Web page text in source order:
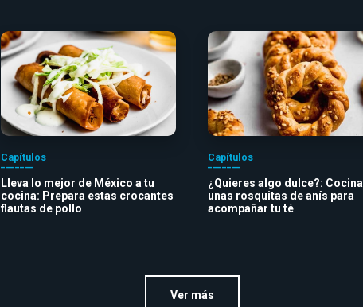
Capítulos
Lleva lo mejor de México a tu
cocina: Prepara estas crocantes
flautas de pollo
Capítulos
¿Quieres algo dulce?: Cocina
unas rosquitas de anís para
acompañar tu té
Ver más